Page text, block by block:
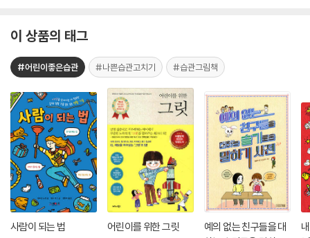
이 상품의 태그
#어린이좋은습관 #나쁜습관고치기 #습관그림책
사람이 되는 법 어린이를 위한 그릿
예의 없는 친구들을 대